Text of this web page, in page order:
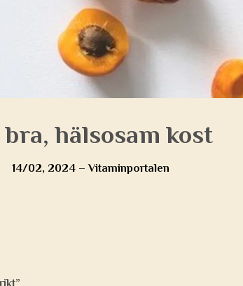
bra, hälsosam kost
14/02, 2024–Vitaminportalen